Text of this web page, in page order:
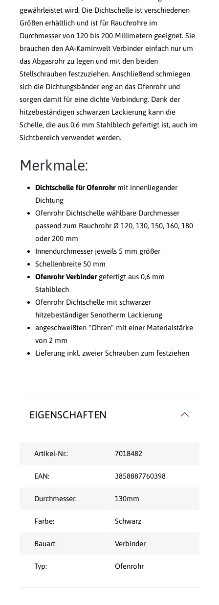
gewährleistet wird. Die Dichtschelle ist verschiedenen
Größen erhältlich und ist für Rauchrohre im
Durchmesser von 120 bis 200 Millimetern geeignet. Sie
brauchen den AA-Kaminwelt Verbinder einfach nur um
das Abgasrohr zu legen und mit den beiden
Stellschrauben festzuziehen. Anschließend schmiegen
sich die Dichtungsbänder eng an das Ofenrohr und
sorgen damit für eine dichte Verbindung. Dank der
hitzebeständigen schwarzen Lackierung kann die
Schelle, die aus 0,6 mm Stahlblech gefertigt ist, auch im
Sichtbereich verwendet werden.
Merkmale:
Dichtschelle für Ofenrohrmit innenliegender
Dichtung
Ofenrohr Dichtschelle wählbare Durchmesser
passend zum Rauchrohr Ø 120, 130, 150, 160, 180
oder 200 mm
Innendurchmesser jeweils 5 mm größer
Schellenbreite 50 mm
Ofenrohr Verbindergefertigt aus 0,6 mm
Stahlblech
Ofenrohr Dichtschelle mit schwarzer
hitzebeständiger Senotherm Lackierung
angeschweißten "Ohren" mit einer Materialstärke
von 2 mm
Lieferung inkl. zweier Schrauben zum festziehen
EIGENSCHAFTEN
Artikel-Nr.: 7018482
EAN: 3858887760398
Durchmesser: 130mm
Farbe: Schwarz
Bauart: Verbinder
Typ: Ofenrohr